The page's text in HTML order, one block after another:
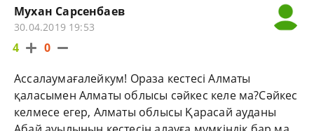
Мухан Сарсенбаев
30.04.2019 19:53
4 0
Ассалаумағалейкум! Ораза кестесі Алматы
қаласымен Алматы облысы сәйкес келе ма?Сәйкес
келмесе егер, Алматы облысы Қарасай ауданы